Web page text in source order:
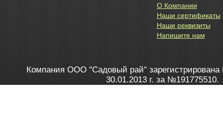
О Компании
Наши сертификаты
Наши реквизиты
Напишите нам
Компания ООО "Садовый рай" зарегистрирована
30.01.2013 г. за №191775510.